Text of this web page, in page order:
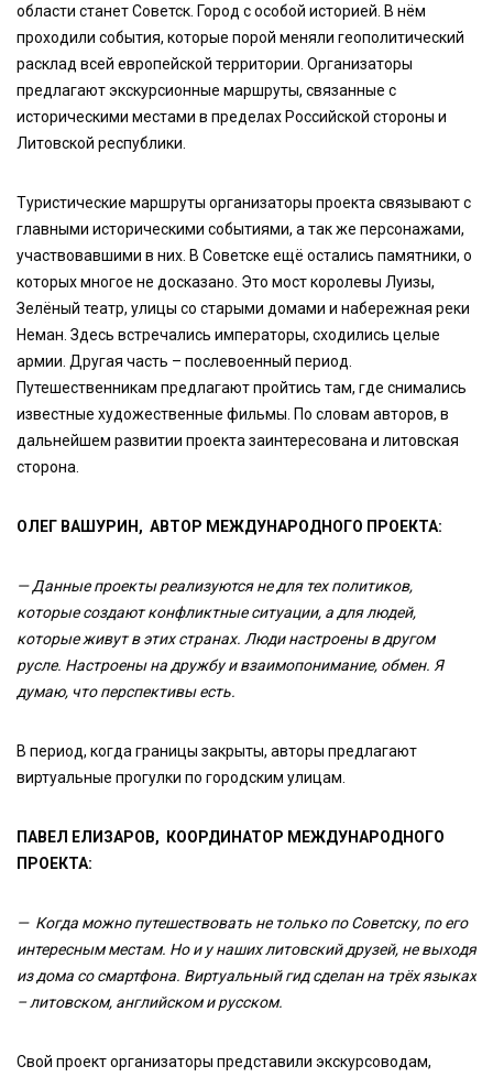
области станет Советск. Город с особой историей. В нём
проходили события, которые порой меняли геополитический
расклад всей европейской территории. Организаторы
предлагают экскурсионные маршруты, связанные с
историческими местами в пределах Российской стороны и
Литовской республики.
Туристические маршруты организаторы проекта связывают с
главными историческими событиями, а так же персонажами,
участвовавшими в них. В Советске ещё остались памятники, о
которых многое не досказано. Это мост королевы Луизы,
Зелёный театр, улицы со старыми домами и набережная реки
Неман. Здесь встречались императоры, сходились целые
армии. Другая часть – послевоенный период.
Путешественникам предлагают пройтись там, где снимались
известные художественные фильмы. По словам авторов, в
дальнейшем развитии проекта заинтересована и литовская
сторона.
ОЛЕГ ВАШУРИН, АВТОР МЕЖДУНАРОДНОГО ПРОЕКТА:
— Данные проекты реализуются не для тех политиков,
которые создают конфликтные ситуации, а для людей,
которые живут в этих странах. Люди настроены в другом
русле. Настроены на дружбу и взаимопонимание, обмен. Я
думаю, что перспективы есть.
В период, когда границы закрыты, авторы предлагают
виртуальные прогулки по городским улицам.
ПАВЕЛ ЕЛИЗАРОВ, КООРДИНАТОР МЕЖДУНАРОДНОГО
ПРОЕКТА:
— Когда можно путешествовать не только по Советску, по его
интересным местам. Но и у наших литовский друзей, не выходя
из дома со смартфона. Виртуальный гид сделан на трёх языках
– литовском, английском и русском.
Свой проект организаторы представили экскурсоводам,